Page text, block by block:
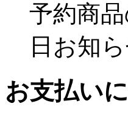
予約商
日お知
お支払い